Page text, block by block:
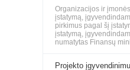
Organizacijos ir
įstatymą,
pirkimus pagal šį
įstatymą,
numatytas Finansų
Projekto